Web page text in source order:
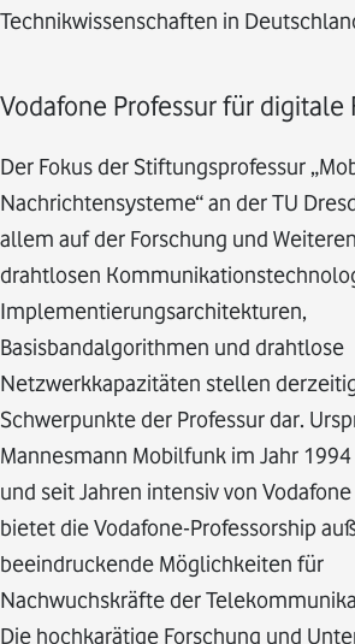
Technikwissenschaften in
Vodafone Professur für digitale
Der Fokus der Stiftungsprofessur
Nachrichtensysteme“ an der TU
allem auf der Forschung und
drahtlosen
Implementierungsarchitekturen,
Basisbandalgorithmen und drahtlose
Netzwerkkapazitäten stellen
Schwerpunkte der Professur dar.
Mannesmann Mobilfunk im Jahr
und seit Jahren intensiv von
bietet die Vodafone-Professorship
beeindruckende Möglichkeiten für
Nachwuchskräfte der
Die hochkarätige Forschung und